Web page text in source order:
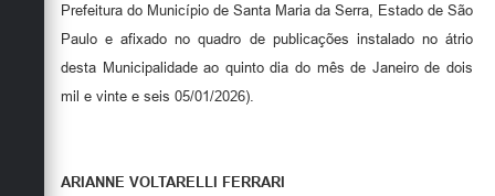
Prefeitura do Município de Santa Maria da Serra, Estado de São
Paulo e afixado no quadro de publicações instalado no átrio
desta Municipalidade ao quinto dia do mês de Janeiro de dois
mil e vinte e seis 05/01/2026).
ARIANNE VOLTARELLI FERRARI